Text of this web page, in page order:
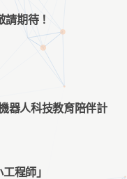
期待！
器人科技教育陪伴計
程師」